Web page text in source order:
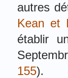
autres
Kean et
établir
155).